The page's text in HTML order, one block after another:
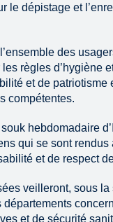
le dépistage et
des
règles d’hygiène
et de
compétentes.
hebdomadaire
qui se sont
et de respect
veilleront, sous
et de sécurité